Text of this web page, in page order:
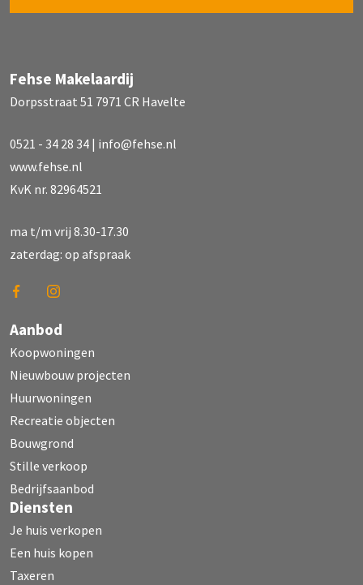
Fehse Makelaardij
Dorpsstraat 51 7971 CR Havelte
0521 - 34 28 34 | info@fehse.nl
www.fehse.nl
KvK nr. 82964521
ma t/m vrij 8.30-17.30
zaterdag: op afspraak
Aanbod
Koopwoningen
Nieuwbouw projecten
Huurwoningen
Recreatie objecten
Bouwgrond
Stille verkoop
Bedrijfsaanbod
Diensten
Je huis verkopen
Een huis kopen
Taxeren